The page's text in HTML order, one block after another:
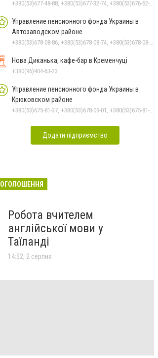
+380(53)677-48-88, +380(53)677-32-74, +380(53)676-62-99, +380536766187
Управление пенсионного фонда Украины в
Автозаводском районе
+380(53)678-08-86, +380(53)678-08-74, +380(53)678-08-83, +380(53)678-08-41, +380(53)678-09-05
Нова Диканька, кафе-бар в Кременчуці
+380(96)904-63-23
Управление пенсионного фонда Украины в
Крюковском районе
+380(53)675-81-37, +380(53)678-09-01, +380(53)675-81-32, +380(53)675-81-40, +380(53)675-81-33, +380(53)675-81-38, +380(53)675-81-31, +380(53)678-08-87
Додати підприємство
ОГОЛОШЕННЯ
Робота вчителем
англійської мови у
Таїланді
14:52, 2 серпня